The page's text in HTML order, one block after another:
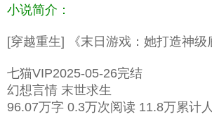
小说简介：
[穿越重生] 《末日游戏：她打造神级
七猫VIP2025-05-26完结
幻想言情 末世求生
96.07万字 0.3万次阅读 11.8万累计